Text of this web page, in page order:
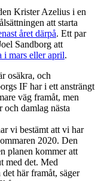
Krister Azelius i en
att starta
året därpå. Ett par
Sandborg att
mars eller april.
osäkra, och
IF har i ett ansträngt
väg framåt, men
damlag nästa
vi bestämt att vi har
2020. Den
planen kommer att
med det. Med
här framåt, säger